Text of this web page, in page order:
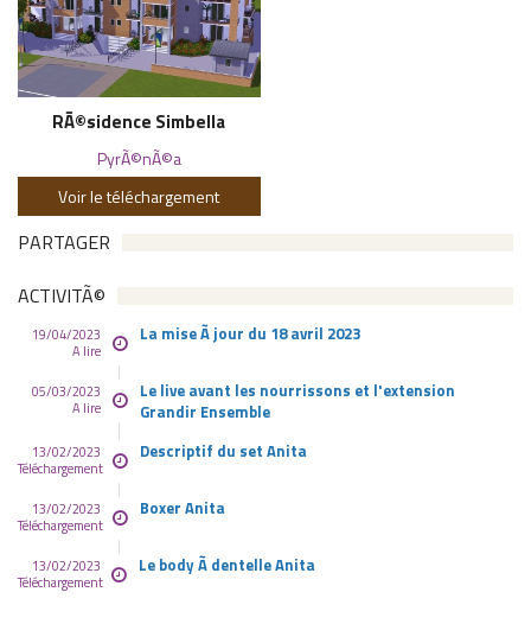
RÃ©sidence Simbella
PyrÃ©nÃ©a
Voir le téléchargement
PARTAGER
ACTIVITÃ©
19/04/2023
A lire
La mise Ã jour du 18 avril 2023
05/03/2023
A lire
Le live avant les nourrissons et l'extension
Grandir Ensemble
13/02/2023
Téléchargement
Descriptif du set Anita
13/02/2023
Téléchargement
Boxer Anita
13/02/2023
Téléchargement
Le body Ã dentelle Anita